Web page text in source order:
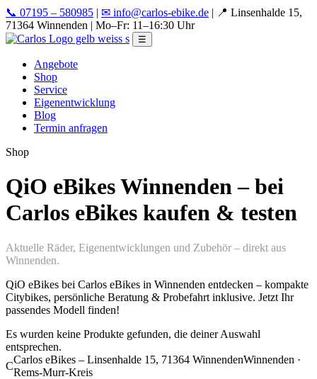
📞 07195 – 580985 | ✉ info@carlos-ebike.de | 📍 Linsenhalde 15,
71364 Winnenden | Mo–Fr: 11–16:30 Uhr
☰
Angebote
Shop
Service
Eigenentwicklung
Blog
Termin anfragen
Shop
QiO eBikes Winnenden – bei
Carlos eBikes kaufen & testen
Aktuelle Räder, Eigenentwicklungen und Zubehör – direkt aus
Winnenden.
QiO eBikes bei Carlos eBikes in Winnenden entdecken – kompakte
Citybikes, persönliche Beratung & Probefahrt inklusive. Jetzt Ihr
passendes Modell finden!
Es wurden keine Produkte gefunden, die deiner Auswahl
entsprechen.
C
Carlos eBikes – Linsenhalde 15, 71364 WinnendenWinnenden ·
Rems-Murr-Kreis